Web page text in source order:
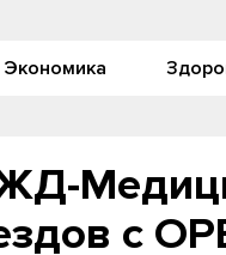
Экономика
с